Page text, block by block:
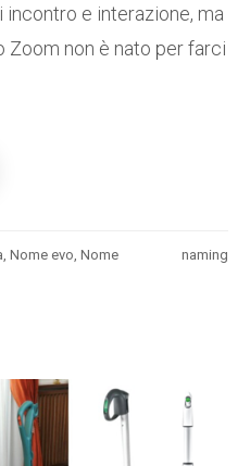
e interazione, ma
Zoom non è nato per farci
naming
, Nome evo, Nome